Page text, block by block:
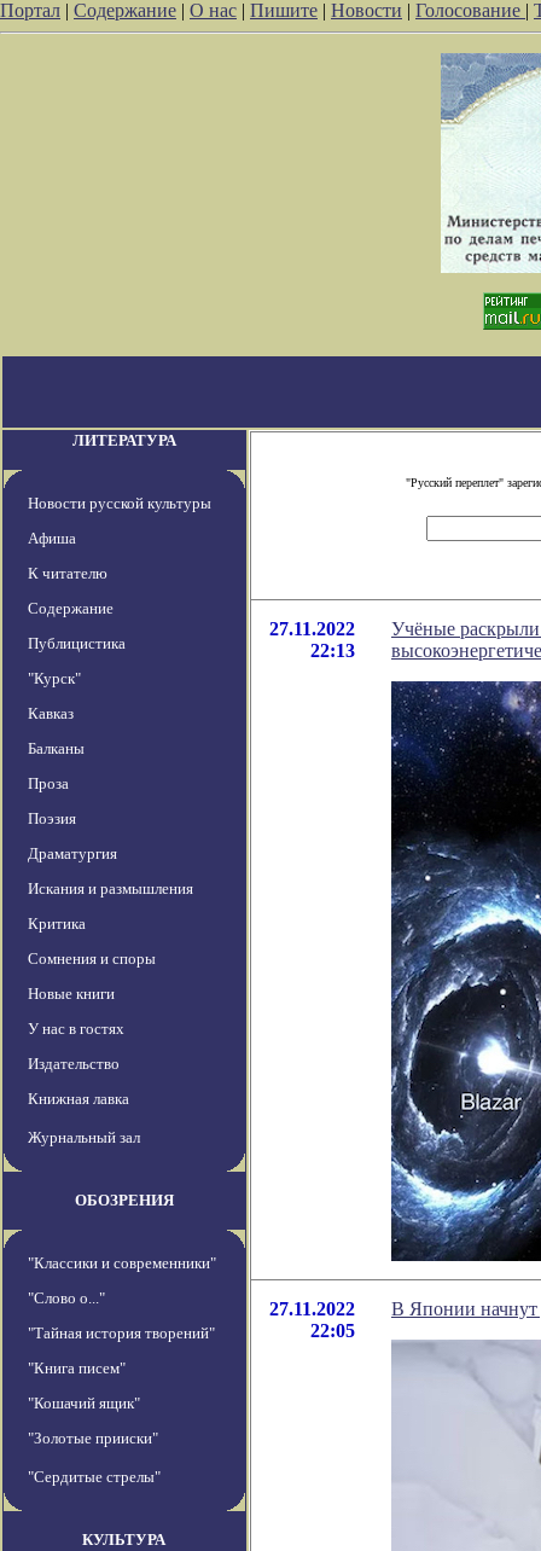
Портал | Содержание | О нас | Пишите | Новости | Голосование |
ЛИТЕРАТУРА
Новости русской культуры
Афиша
К читателю
Содержание
Публицистика
"Курск"
Кавказ
Балканы
Проза
Поэзия
Драматургия
Искания и размышления
Критика
Сомнения и споры
Новые книги
У нас в гостях
Издательство
Книжная лавка
Журнальный зал
ОБОЗРЕНИЯ
"Классики и современники"
"Слово о..."
"Тайная история творений"
"Книга писем"
"Кошачий ящик"
"Золотые прииски"
"Сердитые стрелы"
КУЛЬТУРА
"Русский переплет"
27.11.2022
22:13
Учёные
27.11.2022
22:05
В Японии начнут